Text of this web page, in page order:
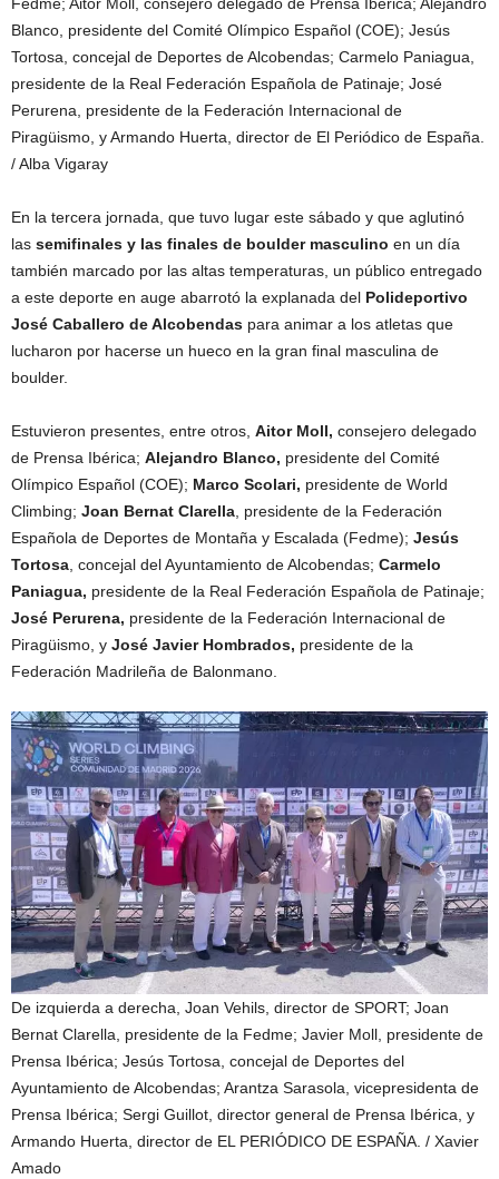
Blanco, presidente del Comité Olímpico Español (COE); Jesús
Tortosa, concejal de Deportes de Alcobendas; Carmelo Paniagua,
presidente de la Real Federación Española de Patinaje; José
Perurena, presidente de la Federación Internacional de
Piragüismo, y Armando Huerta, director de El Periódico de España.
/ Alba Vigaray
En la tercera jornada, que tuvo lugar este sábado y que aglutinó
las semifinales y las finales de boulder masculino en un día
también marcado por las altas temperaturas, un público entregado
a este deporte en auge abarrotó la explanada del Polideportivo
José Caballero de Alcobendas para animar a los atletas que
lucharon por hacerse un hueco en la gran final masculina de
boulder.
Estuvieron presentes, entre otros, Aitor Moll, consejero delegado
de Prensa Ibérica; Alejandro Blanco, presidente del Comité
Olímpico Español (COE); Marco Scolari, presidente de World
Climbing; Joan Bernat Clarella , presidente de la Federación
Española de Deportes de Montaña y Escalada (Fedme); Jesús
Tortosa , concejal del Ayuntamiento de Alcobendas; Carmelo
Paniagua, presidente de la Real Federación Española de Patinaje;
José Perurena, presidente de la Federación Internacional de
Piragüismo, y José Javier Hombrados, presidente de la
Federación Madrileña de Balonmano.
De izquierda a derecha, Joan Vehils, director de SPORT; Joan
Bernat Clarella, presidente de la Fedme; Javier Moll, presidente de
Prensa Ibérica; Jesús Tortosa, concejal de Deportes del
Ayuntamiento de Alcobendas; Arantza Sarasola, vicepresidenta de
Prensa Ibérica; Sergi Guillot, director general de Prensa Ibérica, y
Armando Huerta, director de EL PERIÓDICO DE ESPAÑA. / Xavier
Amado